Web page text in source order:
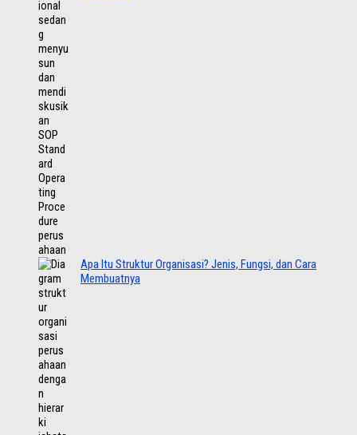
Apa Itu Struktur Organisasi? Jenis, Fungsi, dan Cara
Membuatnya